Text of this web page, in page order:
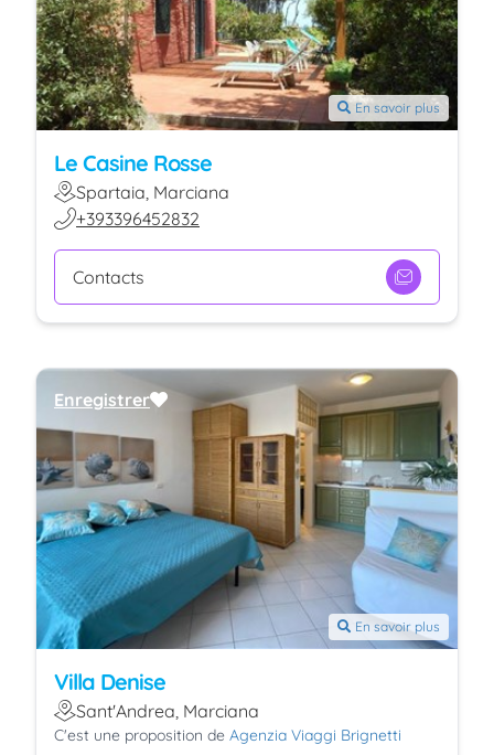
En savoir plus
Le Casine Rosse
Spartaia, Marciana
+393396452832
Contacts
En savoir plus
Villa Denise
Sant'Andrea, Marciana
C'est une proposition de Agenzia Viaggi Brignetti
Enregistrer